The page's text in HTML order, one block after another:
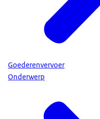
Goederenvervoer
Onderwerp